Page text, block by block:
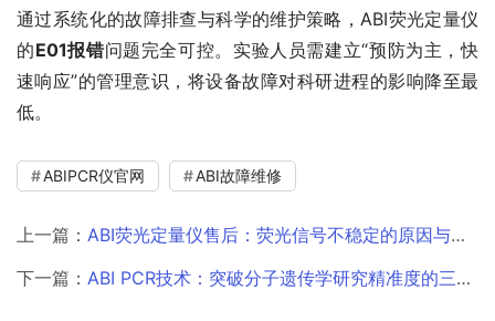
通过系统化的故障排查与科学的维护策略，ABI荧光定量仪
的E01报错问题完全可控。实验人员需建立“预防为主，快
速响应”的管理意识，将设备故障对科研进程的影响降至最
低。
ABIPCR仪官网 ABI故障维修
上一篇： ABI荧光定量仪售后：荧光信号不稳定的原因与解决方案
下一篇： ABI PCR技术：突破分子遗传学研究精准度的三大核心优势